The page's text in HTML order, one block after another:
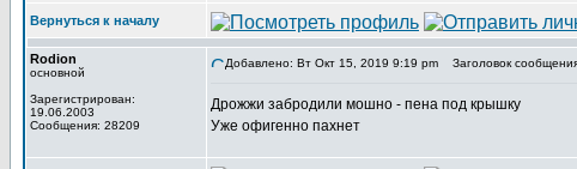
Вернуться к началу
Rodion
основной
Зарегистрирован:
19.06.2003
Сообщения: 28209
Добавлено: Вт Окт 15, 2019 9:19 pm Заголовок
Дрожжи забродили мошно - пена под крышку
Уже офигенно пахнет